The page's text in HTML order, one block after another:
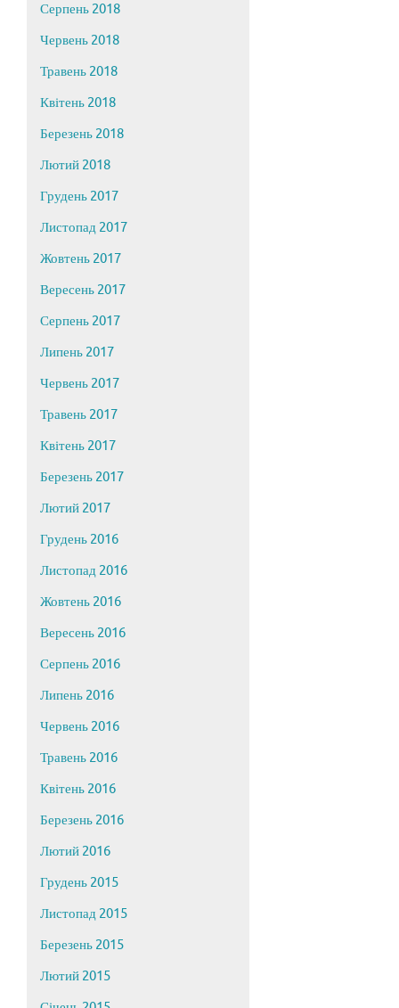
Серпень 2018
Червень 2018
Травень 2018
Квітень 2018
Березень 2018
Лютий 2018
Грудень 2017
Листопад 2017
Жовтень 2017
Вересень 2017
Серпень 2017
Липень 2017
Червень 2017
Травень 2017
Квітень 2017
Березень 2017
Лютий 2017
Грудень 2016
Листопад 2016
Жовтень 2016
Вересень 2016
Серпень 2016
Липень 2016
Червень 2016
Травень 2016
Квітень 2016
Березень 2016
Лютий 2016
Грудень 2015
Листопад 2015
Березень 2015
Лютий 2015